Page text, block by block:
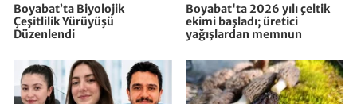
Boyabat’ta Biyolojik
Çeşitlilik Yürüyüşü
Düzenlendi
Boyabat'ta 2026 yılı çeltik
ekimi başladı; üretici
yağışlardan memnun